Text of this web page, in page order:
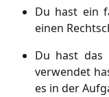
Du hast ein
einen
Du hast das
verwendet
es in der